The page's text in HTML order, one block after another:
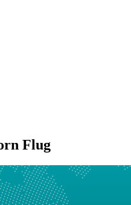
Flug